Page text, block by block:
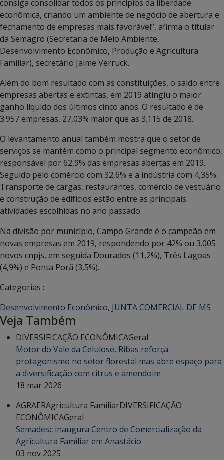
consiga consolidar todos os princípios da liberdade
econômica, criando um ambiente de negócio de abertura e
fechamento de empresas mais favorável”, afirma o titular
da Semagro (Secretaria de Meio Ambiente,
Desenvolvimento Econômico, Produção e Agricultura
Familiar), secretário Jaime Verruck.
Além do bom resultado com as constituições, o saldo entre
empresas abertas e extintas, em 2019 atingiu o maior
ganho líquido dos últimos cinco anos. O resultado é de
3.957 empresas, 27,03% maior que as 3.115 de 2018.
O levantamento anual também mostra que o setor de
serviços se mantém como o principal segmento econômico,
responsável por 62,9% das empresas abertas em 2019.
Seguido pelo comércio com 32,6% e a indústria com 4,35%.
Transporte de cargas, restaurantes, comércio de vestuário
e construção de edifícios estão entre as principais
atividades escolhidas no ano passado.
Na divisão por município, Campo Grande é o campeão em
novas empresas em 2019, respondendo por 42% ou 3.005
novos cnpjs, em seguida Dourados (11,2%), Três Lagoas
(4,9%) e Ponta Porã (3,5%).
Categorias :
Desenvolvimento Econômico, JUNTA COMERCIAL DE MS
Veja Também
DIVERSIFICAÇÃO ECONÔMICAGeral
Motor do Vale da Celulose, Ribas reforça
protagonismo no setor florestal mas abre espaço para
a diversificação com citrus e amendoim
18 mar 2026
AGRAERAgricultura FamiliarDIVERSIFICAÇÃO
ECONÔMICAGeral
Semadesc inaugura Centro de Comercialização da
Agricultura Familiar em Anastácio
03 nov 2025